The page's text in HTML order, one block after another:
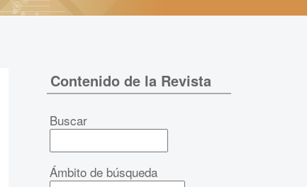
Contenido de la Revista
Buscar
Ámbito de búsqueda